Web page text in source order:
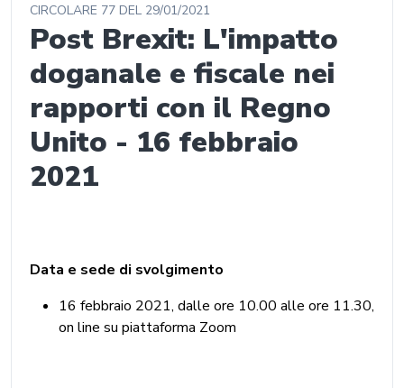
CIRCOLARE 77 DEL 29/01/2021
Post Brexit: L'impatto
doganale e fiscale nei
rapporti con il Regno
Unito - 16 febbraio
2021
Data e sede di svolgimento
16 febbraio 2021, dalle ore 10.00 alle ore 11.30,
on line su piattaforma Zoom